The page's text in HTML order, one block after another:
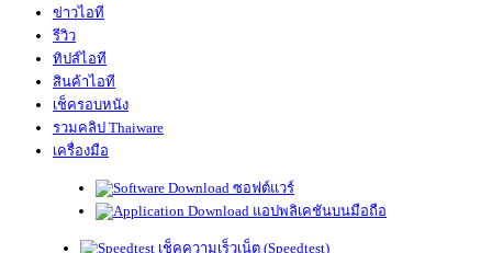
ข่าวไอที
รีวิว
ทิปส์ไอที
สินค้าไอที
เช็ครอบหนัง
รวมคลิป Thaiware
เครื่องมือ
ซอฟต์แวร์
แอปพลิเคชันบนมือถือ
เช็คความเร็วเน็ต (Speedtest)